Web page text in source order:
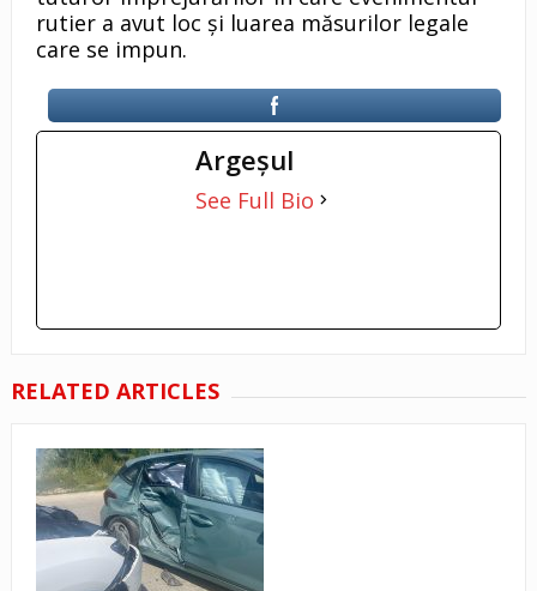
rutier a avut loc și luarea măsurilor legale
care se impun.
Argeşul
See Full Bio
RELATED ARTICLES